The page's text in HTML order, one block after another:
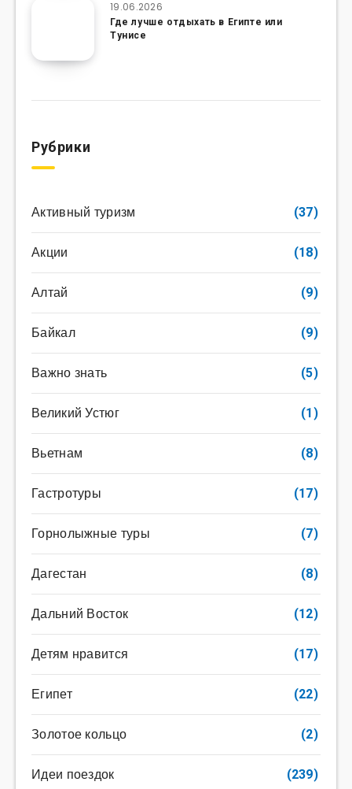
19.06.2026
Где лучше отдыхать в Египте или
Тунисе
Рубрики
Активный туризм (37)
Акции (18)
Алтай (9)
Байкал (9)
Важно знать (5)
Великий Устюг (1)
Вьетнам (8)
Гастротуры (17)
Горнолыжные туры (7)
Дагестан (8)
Дальний Восток (12)
Детям нравится (17)
Египет (22)
Золотое кольцо (2)
Идеи поездок (239)